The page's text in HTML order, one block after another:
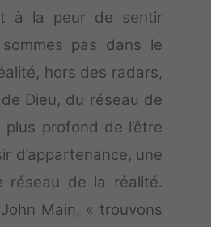
à la peur de sentir
pas dans le
hors des radars,
Dieu, du réseau de
plus profond de l’être
d’appartenance, une
réseau de la réalité.
Main, « trouvons